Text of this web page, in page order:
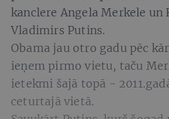
kanclere Angela Merkele
Vladimirs Putins.
Obama jau otro gadu pēc
ieņem pirmo vietu, taču
ietekmi šajā topā -
ceturtajā vietā.